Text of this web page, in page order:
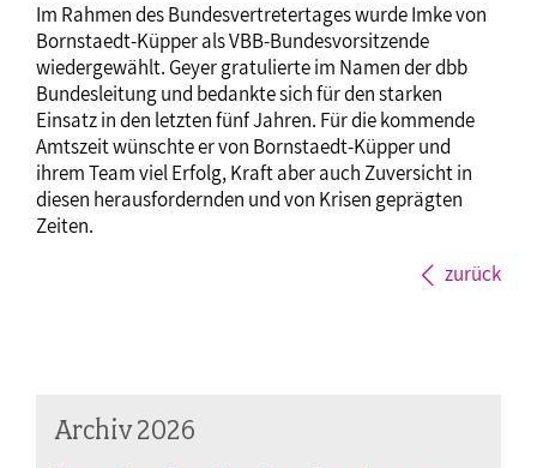
Im Rahmen des Bundesvertretertages wurde Imke von
Bornstaedt-Küpper als VBB-Bundesvorsitzende
wiedergewählt. Geyer gratulierte im Namen der dbb
Bundesleitung und bedankte sich für den starken
Einsatz in den letzten fünf Jahren. Für die kommende
Amtszeit wünschte er von Bornstaedt-Küpper und
ihrem Team viel Erfolg, Kraft aber auch Zuversicht in
diesen herausfordernden und von Krisen geprägten
Zeiten.
zurück
Archiv 2026